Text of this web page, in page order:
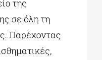
της
σε όλη τη
Παρέχοντας